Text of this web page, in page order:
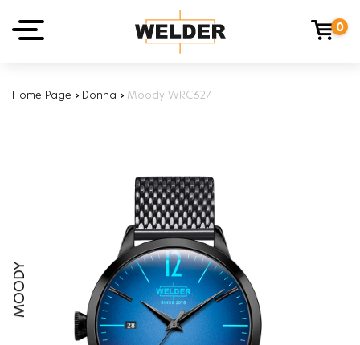
0
Home Page › Donna › Moody WRC627
MOODY